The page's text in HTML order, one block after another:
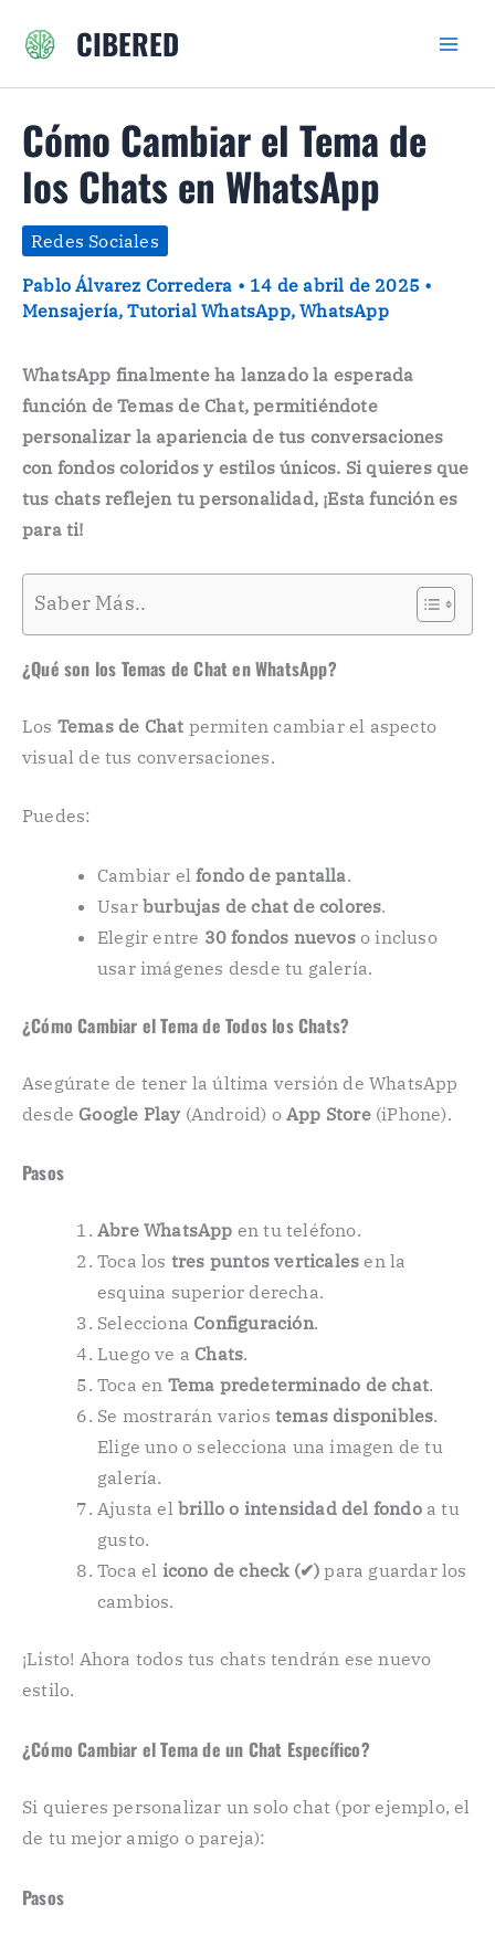
CIBERED
Cómo Cambiar el Tema de
los Chats en WhatsApp
Redes Sociales
Pablo Álvarez Corredera • 14 de abril de 2025 •
Mensajería,Tutorial WhatsApp,WhatsApp
WhatsApp finalmente ha lanzado la esperada
función de Temas de Chat, permitiéndote
personalizar la apariencia de tus conversaciones
con fondos coloridos y estilos únicos. Si quieres que
tus chats reflejen tu personalidad, ¡Esta función es
para ti!
Saber Más..
¿Qué son los Temas de Chat en WhatsApp?
Los Temas de Chat permiten cambiar el aspecto
visual de tus conversaciones.
Puedes:
Cambiar elfondo de pantalla.
Usar burbujas de chat de colores.
Elegir entre 30 fondos nuevoso incluso
usar imágenes desde tu galería.
¿Cómo Cambiar el Tema de Todos los Chats?
Asegúrate de tener la última versión de WhatsApp
desde Google Play (Android) oApp Store(iPhone).
Pasos
Abre WhatsApp en tu teléfono.
Toca los tres puntos verticales en la
esquina superior derecha.
Selecciona Configuración.
Luego ve a Chats.
Toca en Tema predeterminado de chat.
Se mostrarán varios temas disponibles.
Elige uno o selecciona una imagen de tu
galería.
Ajusta el brillo o intensidad del fondoa tu
gusto.
Toca el icono de check (✔) para guardar los
cambios.
¡Listo! Ahora todos tus chats tendrán ese nuevo
estilo.
¿Cómo Cambiar el Tema de un Chat Específico?
Si quieres personalizar un solo chat (por ejemplo, el
de tu mejor amigo o pareja):
Pasos